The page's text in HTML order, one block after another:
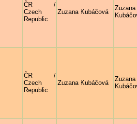
ČR /
Czech
Republic
Zuzana Kubáčová
Zuzana
ČR /
Czech
Republic
Zuzana Kubáčová
Zuzana